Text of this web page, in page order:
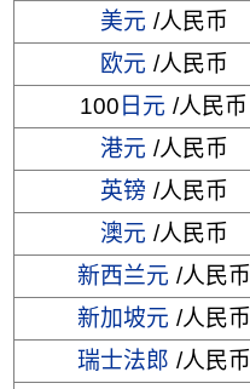
美元 /人民币
欧元 /人民币
100 日元 /人民币
港元 /人民币
英镑 /人民币
澳元 /人民币
新西兰元 /人民币
新加坡元 /人民币
瑞士法郎 /人民币